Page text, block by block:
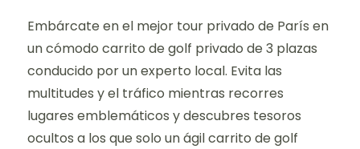
Embárcate en el mejor tour privado de París en
un cómodo carrito de golf privado de 3 plazas
conducido por un experto local. Evita las
multitudes y el tráfico mientras recorres
lugares emblemáticos y descubres tesoros
ocultos a los que solo un ágil carrito de golf